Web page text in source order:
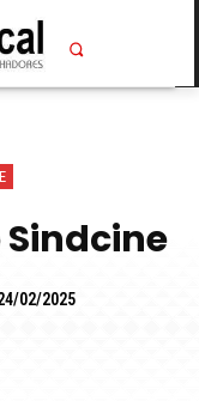
02/2025